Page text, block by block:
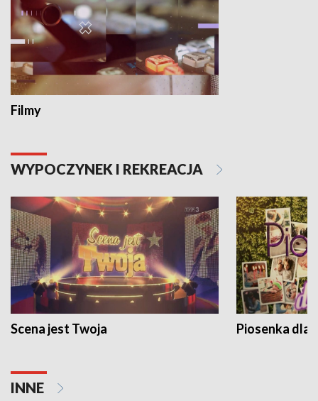
Filmy
WYPOCZYNEK I REKREACJA
Scena jest Twoja Piosenka dla
INNE